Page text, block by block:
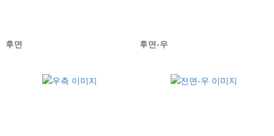
후면 후면-우